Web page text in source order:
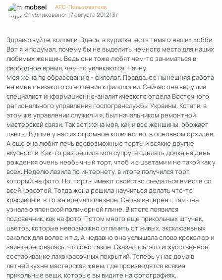
mobsel APC-Пользователи
Опубликовано:17 августа 201213 г
Здравствуйте, коллеги. Здесь, в курилке, есть тема о наших хобби.
Вот я и подумал, почему бы не выделить немного места для наших
любимых женщин. Ведь они тоже любят чем-то заниматься в
свободное время, чем-то увлекаются. Начну.
Моя жена по образованию - филолог. Правда, ее нынешняя работа
не имеет никакого отношения к филологии. Сейчас она ведущий
специалист информационно-аналитического отдела Восточного
регионального управления госпогранслужбы Украины. Кстати, в
этом же управлении служил и я, был начальником ремонтной
мастерской связи. Так вот жена моя, как и все женщины, обожает
цветы. В доме у нас их огромное количество, в основном орхидеи.
А еще она любит печь всевозможные торты и всякие другие
вкусности. Как-то раз решила моя супруга сделать дочке на день
рождения очень необычный торт, чтоб и с цветами и не такой как у
всех. Неделю лазила по интернету, в итоге получился торт,
который на фото. Но, торты имеют свойство съедаться вместе со
всей красотой. Тогда жена решила научиться делать что-то
красивое и, в то же время полезное. Снова интернет, там она
узнала о японской полимерной глине. В итоге появился
подсвечник, как на фото. Потом много еще прикольных штучек,
цветов, которые невозможно отличить от живых, эксклюзивных
заколок для волос и т.д. А недавно она услышала слово крокелюр и
заинтересовалась, что оно такое. Оказалось, это искусственное
состаривание лакокрасочных покрытий. Теперь у нас дома в
летней кухне мастерская жены, где производятся всякие
прикольные вещи, которые вы видите на фотографиях.